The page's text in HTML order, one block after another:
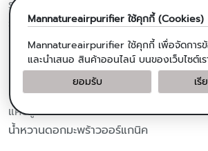
รายการโปรด
รับข่าวสารจากร้านค้า
ผลิตภัณฑ์จากมะพร้าว
น้ำมันมะพร้าวสกัดเย็น
น้ำมันมะพร้าวสำหรับปรุงอาหาร
แคปซูลน้ำมันมะพร้าวสกัดเย็น
น้ำหวานดอกมะพร้าวออร์แกนิค
Mannatureairpurifier ใช้คุกกี้ (Cookies)
Mannatureairpurifier ใช้คุกกี้ เพื่อจัดกา
และนำเสนอ สินค้าออนไลน์ บนของเว็บไซต์เร
ยอมรับ
เรี